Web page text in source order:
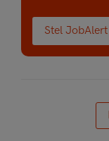
Stel